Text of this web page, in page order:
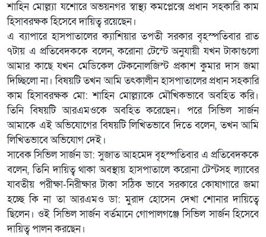
শাহিন মোল্ল্যা যশোরে অভয়নগর স্বাস্থ্য কমপ্লেক্সে প্রধান সহকারি কাম
হিসাবরক্ষক হিসেবে দায়িত্ব রয়েছেন।
এ ব্যাপারে হাসপাতালের ক্যাশিয়ার তপতী সরকার বৃহস্পতিবার রাত
৭টায় এ প্রতিবেদককে বলেন, করোনা টেস্টে অনুযায়ী যখন টাকাগুলো
আমার কাছে যখন মেডিকেল টেকনোলজিস্ট প্রকাশ কুমার দাস জমা
দিচ্ছিলো না। বিষয়টি তখন আমি তৎকালীন হাসপাতালের প্রধান সহকারি
কাম হিসাবরক্ষক মো: শাহিন মোল্ল্যাকে মৌখিকভাবে অবহিত করি।
তিনি বিষয়টি আরএমওকে অবহিত করেছেন। পরে সিভিল সার্জন
আমাকে এই অভিযোগের বিষয়টি লিখিতভাবে দিতে বলেন, তখন আমি
লিখিতভাবে অভিযোগ দেই।
সাবেক সিভিল সার্জন ডা: সুজাত আহমেদ বৃহস্পতিবার এ প্রতিবেদককে
বলেন, তিনি দায়িত্ব থাকা অবস্থায় হাসপাতালে করোনা টেস্টসহ ল্যাবের
যাবতীয় পরীক্ষা-নিরীক্ষার টাকা সঠিক ভাবে সরকারে কোষাগারে জমা
হচ্ছে কি না তা আরএমও ডা: মুরাদ হোসেন দেখা শোনার দায়িত্বে
ছিলেন। ওই সিভিল সার্জন বর্তমানে গোপালগঞ্জে সিভিল সার্জন হিসেবে
দায়িত্ব পালন করছেন।